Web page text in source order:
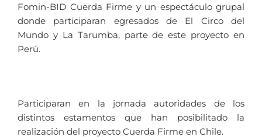
Fomin-BID Cuerda Firme y un espectáculo grupal
donde participaran egresados de El Circo del
Mundo y La Tarumba, parte de este proyecto en
Perú.
Participaran en la jornada autoridades de los
distintos estamentos que han posibilitado la
realización del proyecto Cuerda Firme en Chile.